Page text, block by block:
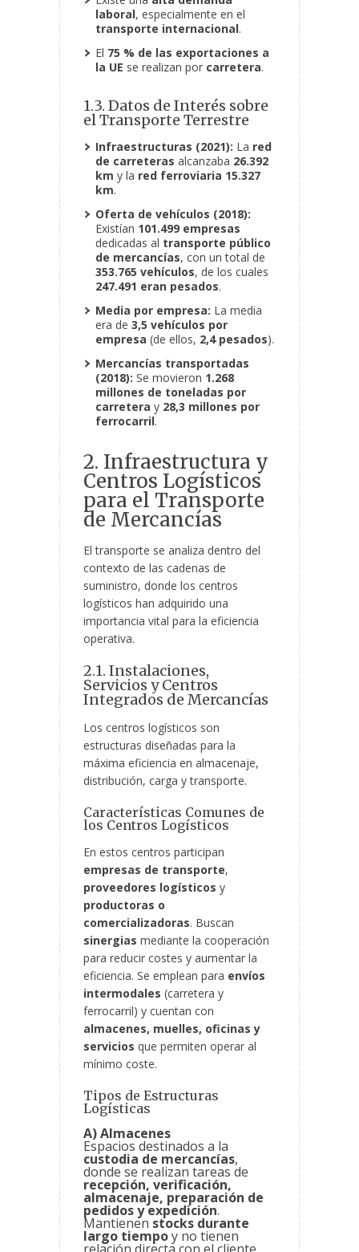
laboral, especialmente en el
transporte internacional.
El 75 % de las exportaciones a
la UE se realizan por carretera.
1.3. Datos de Interés sobre
el Transporte Terrestre
Infraestructuras (2021): La red
de carreteras alcanzaba 26.392
km y la red ferroviaria 15.327
km.
Oferta de vehículos (2018):
Existían 101.499 empresas
dedicadas al transporte público
de mercancías, con un total de
353.765 vehículos, de los cuales
247.491 eran pesados.
Media por empresa: La media
era de 3,5 vehículos por
empresa (de ellos, 2,4 pesados).
Mercancías transportadas
(2018): Se movieron 1.268
millones de toneladas por
carretera y 28,3 millones por
ferrocarril.
2. Infraestructura y
Centros Logísticos
para el Transporte
de Mercancías
El transporte se analiza dentro del
contexto de las cadenas de
suministro, donde los centros
logísticos han adquirido una
importancia vital para la eficiencia
operativa.
2.1. Instalaciones,
Servicios y Centros
Integrados de Mercancías
Los centros logísticos son
estructuras diseñadas para la
máxima eficiencia en almacenaje,
distribución, carga y transporte.
Características Comunes de
los Centros Logísticos
En estos centros participan
empresas de transporte,
proveedores logísticos y
productoras o
comercializadoras. Buscan
sinergias mediante la cooperación
para reducir costes y aumentar la
eficiencia. Se emplean para envíos
intermodales (carretera y
ferrocarril) y cuentan con
almacenes, muelles, oficinas y
servicios que permiten operar al
mínimo coste.
Tipos de Estructuras
Logísticas
A) Almacenes
Espacios destinados a la
custodia de mercancías,
donde se realizan tareas de
recepción, verificación,
almacenaje, preparación de
pedidos y expedición.
Mantienen stocks durante
largo tiempoy no tienen